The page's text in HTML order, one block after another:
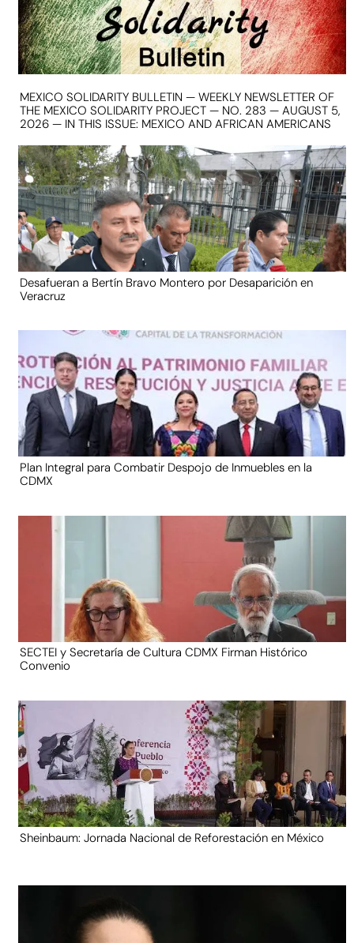
MEXICO SOLIDARITY BULLETIN — WEEKLY NEWSLETTER OF
THE MEXICO SOLIDARITY PROJECT — NO. 283 — AUGUST 5,
2026 — IN THIS ISSUE: MEXICO AND AFRICAN AMERICANS
Desafueran a Bertín Bravo Montero por Desaparición en
Veracruz
Plan Integral para Combatir Despojo de Inmuebles en la
CDMX
SECTEI y Secretaría de Cultura CDMX Firman Histórico
Convenio
Sheinbaum: Jornada Nacional de Reforestación en México